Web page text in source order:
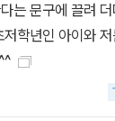
는 문구에 끌려
학년인 아이와